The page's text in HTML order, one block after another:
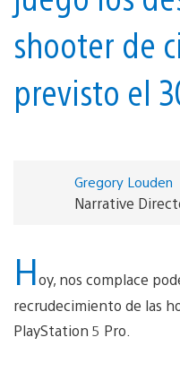
shooter de
previsto el
Gregory Louden
Narrative
Hoy, nos complace
recrudecimiento de las
PlayStation 5 Pro.